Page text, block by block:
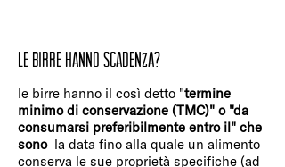
Le birre hanno scadenza?
le birre hanno il così detto "termine
minimo di conservazione (TMC)" o "da
consumarsi preferibilmente entro il" che
sono la data fino alla quale un alimento
conserva le sue proprietà specifiche (ad